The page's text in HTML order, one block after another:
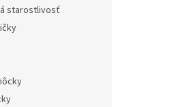
starostlivosť